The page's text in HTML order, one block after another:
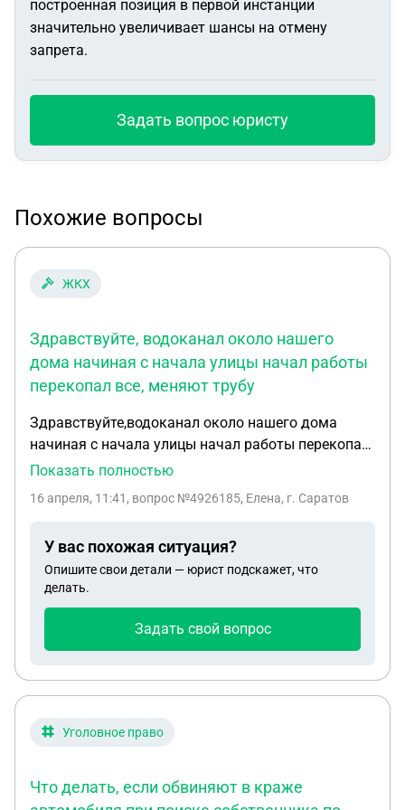
построенная позиция в первой инстанции
значительно увеличивает шансы на отмену
запрета.
Задать вопрос юристу
Похожие вопросы
ЖКХ
Здравствуйте, водоканал около нашего
дома начиная с начала улицы начал работы
перекопал все, меняют трубу
Здравствуйте,водоканал около нашего дома
начиная с начала улицы начал работы перекопал
все,меняют трубу,все вчера соседи вышли никто
сказали,что кто то жаловался,что протечка
письменно написать и они ответят,зная их они
перекопали и так все и оставят,а мы к дому не
сможем проехать на машине.Как написать
протечек,так как трубы у нас хорошие нигде
первоначальный вид
Показать полностью
16 апреля, 11:41 , вопрос №4926185, Елена, г. Саратов
У вас похожая ситуация?
Опишите свои детали — юрист подскажет, что
делать.
Задать свой вопрос
Уголовное право
Что делать, если обвиняют в краже